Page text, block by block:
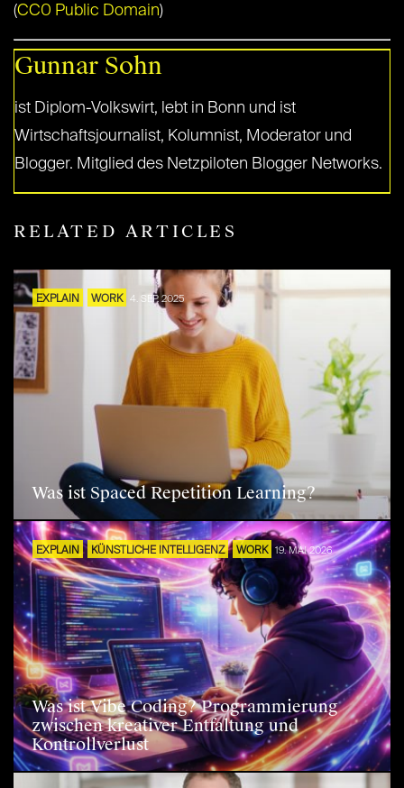
(CC0 Public Domain)
Gunnar Sohn
ist Diplom-Volkswirt, lebt in Bonn und ist
Wirtschaftsjournalist, Kolumnist, Moderator und
Blogger. Mitglied des Netzpiloten Blogger Networks.
RELATED ARTICLES
EXPLAIN WORK 4. SEP. 2025
Was ist Spaced Repetition Learning?
EXPLAIN KÜNSTLICHE INTELLIGENZ WORK 19. MAI 2026
Was ist Vibe Coding? Programmierung
zwischen kreativer Entfaltung und
Kontrollverlust